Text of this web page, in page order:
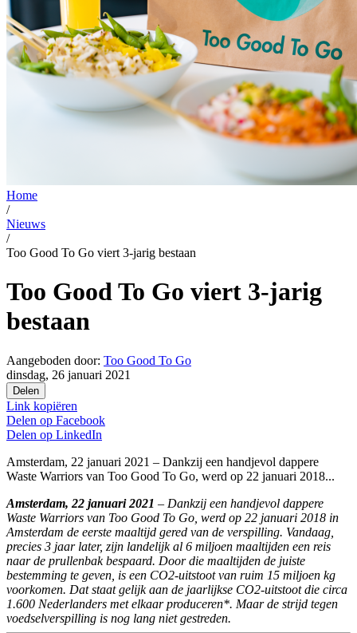
Home
/
Nieuws
/
Too Good To Go viert 3-jarig bestaan
Too Good To Go viert 3-jarig
bestaan
Aangeboden door: Too Good To Go
dinsdag, 26 januari 2021
Delen
Link kopiëren
Delen op Facebook
Delen op LinkedIn
Amsterdam, 22 januari 2021 – Dankzij een handjevol dappere
Waste Warriors van Too Good To Go, werd op 22 januari 2018...
Amsterdam, 22 januari 2021 – Dankzij een handjevol dappere
Waste Warriors van Too Good To Go, werd op 22 januari 2018 in
Amsterdam de eerste maaltijd gered van de verspilling. Vandaag,
precies 3 jaar later, zijn landelijk al 6 miljoen maaltijden een reis
naar de prullenbak bespaard. Door die maaltijden de juiste
bestemming te geven, is een CO2-uitstoot van ruim 15 miljoen kg
voorkomen. Dat staat gelijk aan de jaarlijkse CO2-uitstoot die circa
1.600 Nederlanders met elkaar produceren*. Maar de strijd tegen
voedselverspilling is nog lang niet gestreden.